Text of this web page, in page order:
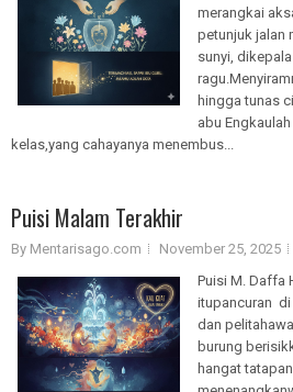
merangkai
petunjuk jalan
sunyi,
hingga tunas
abu
kelas,yang cahayanya menembus...
Puisi Malam Terakhir
By Mentarisago.com November 25, 2025
Puisi M. Daffa
itupancuran di
dan
burung
hangat